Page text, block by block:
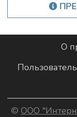
О
© ООО